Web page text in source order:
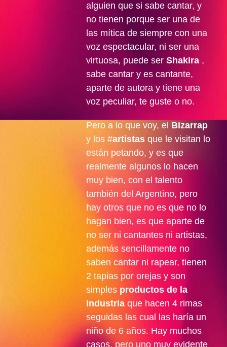
alguien que si sabe cantar, y
no tienen porque ser una de
las mítica de siempre con una
voz espectacular, ni ser una
virtuosa, puede ser Shakira,
sabe cantar y es cantante,
aparte de autora y tiene una
voz peculiar, te guste o no.
Pero a lo que voy, el Bizarrap
y los #artistasque le visitan lo
están petando, y es que
realmente algunos lo hacen
muy bien, con el talento
también del Argentino, pero
hay otros que no es que no lo
hagan bien, es que aparte de
no ser ni cantantes ni artistas,
además sencillamente no
saben cantar ni rapear, tienen
2 tapias por orejas y son
simples productos de la
industria que hacen 4 rimas
seguidas las cual las haría un
niño de 6 años. Hay muchos
casos, pero uno muy evidente